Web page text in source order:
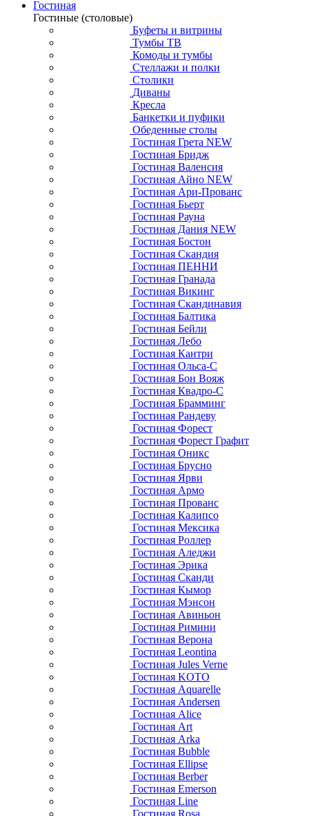
Гостиная
Гостиные (столовые)
Буфеты и витрины
Тумбы ТВ
Комоды и тумбы
Стеллажи и полки
Столики
Диваны
Кресла
Банкетки и пуфики
Обеденные столы
Гостиная Грета NEW
Гостиная Бридж
Гостиная Валенсия
Гостиная Айно NEW
Гостиная Ари-Прованс
Гостиная Бьерт
Гостиная Рауна
Гостиная Дания NEW
Гостиная Бостон
Гостиная Скандия
Гостиная ПЕННИ
Гостиная Гранада
Гостиная Викинг
Гостиная Скандинавия
Гостиная Балтика
Гостиная Бейли
Гостиная Лебо
Гостиная Кантри
Гостиная Ольса-С
Гостиная Бон Вояж
Гостиная Квадро-С
Гостиная Брамминг
Гостиная Рандеву
Гостиная Форест
Гостиная Форест Графит
Гостиная Оникс
Гостиная Брусно
Гостиная Ярви
Гостиная Армо
Гостиная Прованс
Гостиная Калипсо
Гостиная Мексика
Гостиная Роллер
Гостиная Аледжи
Гостиная Эрика
Гостиная Сканди
Гостиная Кымор
Гостиная Мэнсон
Гостиная Авиньон
Гостиная Римини
Гостиная Верона
Гостиная Leontina
Гостиная Jules Verne
Гостиная KOTO
Гостиная Aquarelle
Гостиная Andersen
Гостиная Alice
Гостиная Art
Гостиная Arka
Гостиная Bubble
Гостиная Ellipse
Гостиная Berber
Гостиная Emerson
Гостиная Line
Гостиная Rosa